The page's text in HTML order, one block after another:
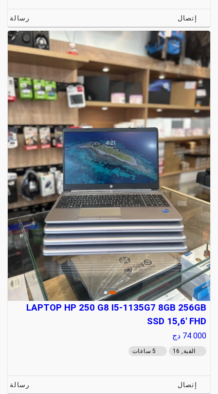
إتصال رسالة
LAPTOP HP 250 G8 I5-1135G7 8GB 256GB
SSD 15,6' FHD
74 000 دج
القبة, 16 5 ساعات
إتصال رسالة